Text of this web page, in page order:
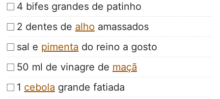
4 bifes grandes de patinho
2 dentes de alho amassados
sal e pimenta do reino a gosto
50 ml de vinagre de maçã
1 cebola grande fatiada